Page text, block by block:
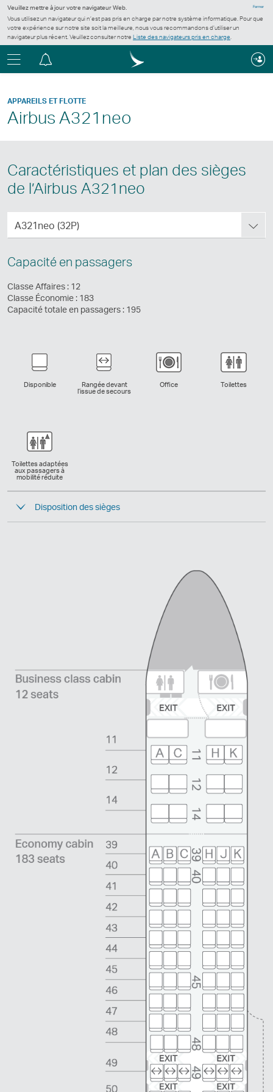
Fermer
Veuillez mettre à jour votre navigateur Web.
Vous utilisez un navigateur qui n’est pas pris en charge par notre système informatique. Pour que
votre expérience sur notre site soit la meilleure, nous vous recommandons d’utiliser un
navigateur plus récent. Veuillez consulter notre Liste des navigateurs pris en charge.
APPAREILS ET FLOTTE
Airbus A321neo
Caractéristiques et plan des sièges
de l’Airbus A321neo
Configuration
de
A321neo (32P)
Capacité en passagers
Classe Affaires : 12
Classe Économie : 183
Capacité totale en passagers : 195
Disponible Rangée devant
l’issue de secours
Office Toilettes
Toilettes adaptées
aux passagers à
mobilité réduite
Disposition des sièges